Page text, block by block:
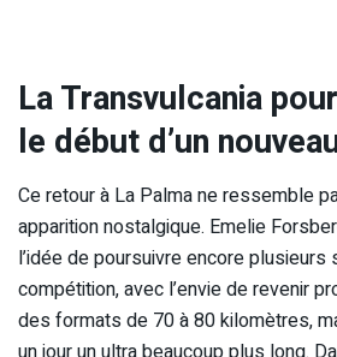
La Transvulcania
le début d’un
Ce retour à La Palma ne ressemble
apparition nostalgique. Emelie
l’idée de poursuivre encore plusieurs
compétition, avec l’envie de revenir
des formats de 70 à 80 kilomètres,